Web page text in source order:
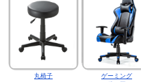
丸椅子
ゲーミング